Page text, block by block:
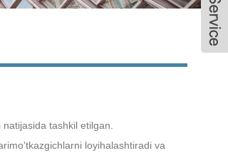
tashkil etilgan.
loyihalashtiradi va